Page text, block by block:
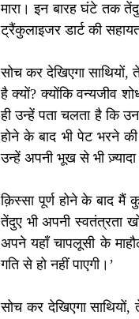
मारा। इन बारह घंटे तक
ट्रैंकुलाइजर डार्ट की
सोच कर देखिएगा
है क्यों? क्योंकि वन्यजीव
ही उन्हें पता चलता है कि
होने के बाद भी पेट भरने
उन्हें अपनी भूख से भी ज़्यादा
क़िस्सा पूर्ण होने के बाद
तेंदुए भी अपनी स्वतंत्रता
अपने यहाँ चापलूसी के
गति से हो नहीं पाएगी।’
सोच कर देखिएगा